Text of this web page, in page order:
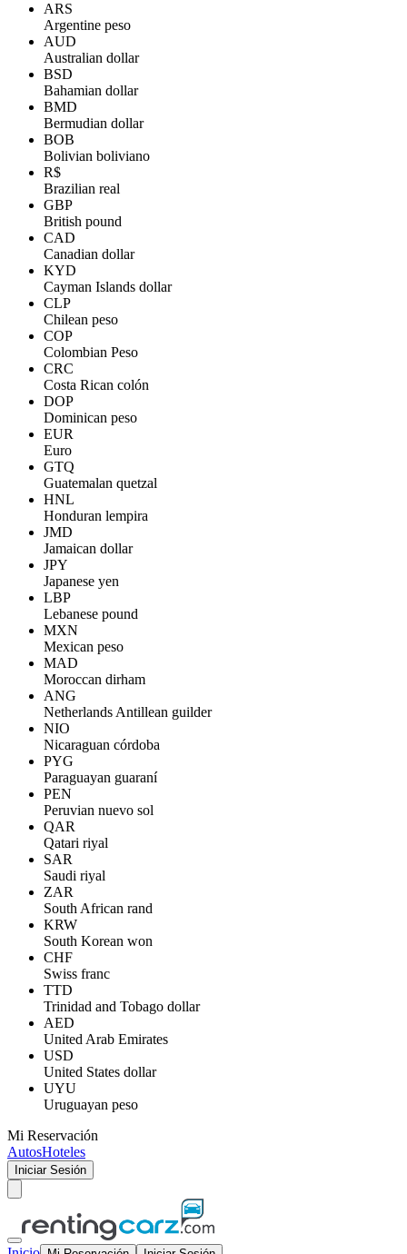
ARS
Argentine peso
AUD
Australian dollar
BSD
Bahamian dollar
BMD
Bermudian dollar
BOB
Bolivian boliviano
R$
Brazilian real
GBP
British pound
CAD
Canadian dollar
KYD
Cayman Islands dollar
CLP
Chilean peso
COP
Colombian Peso
CRC
Costa Rican colón
DOP
Dominican peso
EUR
Euro
GTQ
Guatemalan quetzal
HNL
Honduran lempira
JMD
Jamaican dollar
JPY
Japanese yen
LBP
Lebanese pound
MXN
Mexican peso
MAD
Moroccan dirham
ANG
Netherlands Antillean guilder
NIO
Nicaraguan córdoba
PYG
Paraguayan guaraní
PEN
Peruvian nuevo sol
QAR
Qatari riyal
SAR
Saudi riyal
ZAR
South African rand
KRW
South Korean won
CHF
Swiss franc
TTD
Trinidad and Tobago dollar
AED
United Arab Emirates
USD
United States dollar
UYU
Uruguayan peso
Mi Reservación
AutosHoteles
Iniciar Sesión